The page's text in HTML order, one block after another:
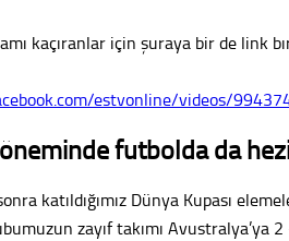
kaçıranlar için şuraya bir de link
estvonline/videos/
futbolda da
katıldığımız Dünya Kupası
zayıf takımı Avustralya’ya